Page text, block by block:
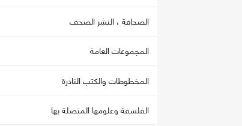
الصحافة ، النشر الصحف
المجموعات العامة
المخطوطات والكتب النادرة
الفلسفة وعلومها المتصلة بها